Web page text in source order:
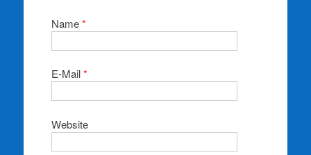
Name*
E-Mail*
Website